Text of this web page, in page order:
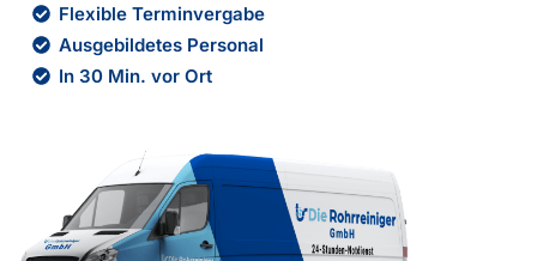
Flexible Terminvergabe
Ausgebildetes Personal
In 30 Min. vor Ort